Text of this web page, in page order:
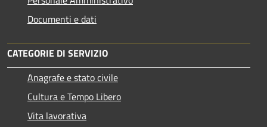
Documenti e dati
CATEGORIE DI SERVIZIO
Anagrafe e stato civile
Cultura e Tempo Libero
Vita lavorativa